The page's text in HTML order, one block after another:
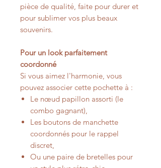
pièce de qualité, faite pour durer et
pour sublimer vos plus beaux
souvenirs.
Pour un look parfaitement
coordonné
Si vous aimez l'harmonie, vous
pouvez associer cette pochette à :
Le nœud papillon assorti (le
combo gagnant),
Les boutons de manchette
coordonnés pour le rappel
discret,
Ou une paire de bretelles pour